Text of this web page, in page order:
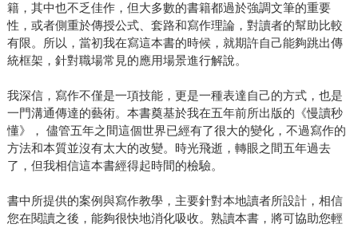
籍，其中也不乏佳作，但大多數的書籍都過於強調文筆的重要
性，或者側重於傳授公式、套路和寫作理論，對讀者的幫助比較
有限。所以，當初我在寫這本書的時候，就期許自己能夠跳出傳
統框架，針對職場常見的應用場景進行解說。
我深信，寫作不僅是一項技能，更是一種表達自己的方式，也是
一門溝通傳達的藝術。本書奠基於我在五年前所出版的《慢讀秒
懂》， 儘管五年之間這個世界已經有了很大的變化，不過寫作的
方法和本質並沒有太大的改變。時光飛逝，轉眼之間五年過去
了，但我相信這本書經得起時間的檢驗。
書中所提供的案例與寫作教學，主要針對本地讀者所設計，相信
您在閱讀之後，能夠很快地消化吸收。熟讀本書，將可協助您輕